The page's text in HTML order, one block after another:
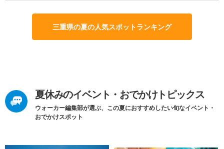
三重県の夏の人気スポットランキング
夏休みのイベント・おでかけトピックス
ウォーカー編集部が選ぶ、この夏におすすめしたい旬なイベント・
おでかけスポット